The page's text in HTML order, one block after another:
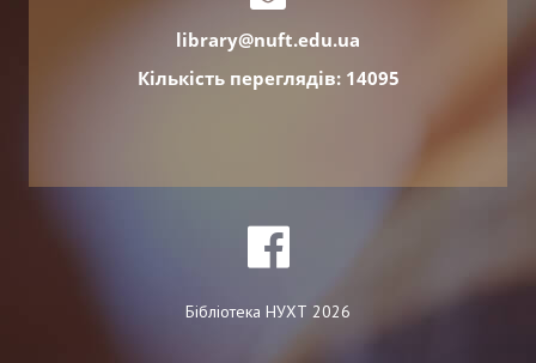
library@nuft.edu.ua
Кількість переглядів: 14095
Бібліотека НУХТ 2026